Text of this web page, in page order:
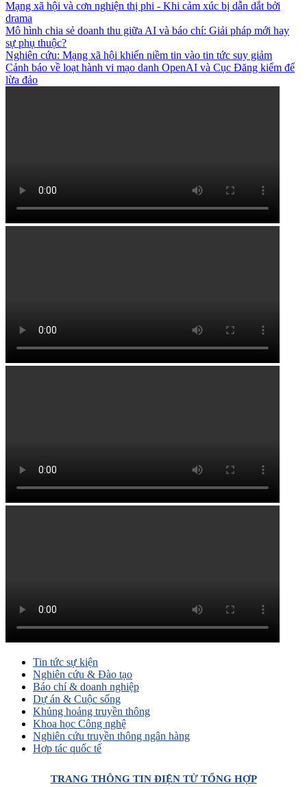
Mạng xã hội và cơn nghiện thị phi - Khi cảm xúc bị dẫn dắt bởi
drama
Mô hình chia sẻ doanh thu giữa AI và báo chí: Giải pháp mới hay
sự phụ thuộc?
Nghiên cứu: Mạng xã hội khiến niềm tin vào tin tức suy giảm
Cảnh báo về loạt hành vi mạo danh OpenAI và Cục Đăng kiểm để
lừa đảo
Tin tức sự kiện
Nghiên cứu & Đào tạo
Báo chí & doanh nghiệp
Dự án & Cuộc sống
Khủng hoảng truyền thông
Khoa học Công nghệ
Nghiên cứu truyền thông ngân hàng
Hợp tác quốc tế
TRANG THÔNG TIN ĐIỆN TỬ TỔNG HỢP